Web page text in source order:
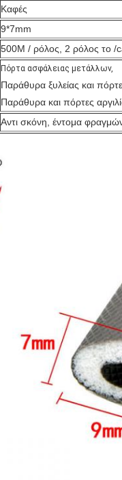
Καφές
9*7mm
500M / ρόλος, 2 ρόλος το /
Πόρτα ασφάλειας μετάλλων,
Παράθυρα ξυλείας και
Παράθυρα και πόρτες
Αντι σκόνη, έντομα